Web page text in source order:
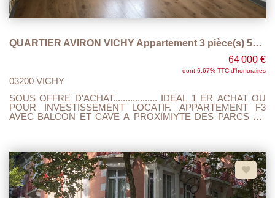
QUARTIER AVIRON VICHY Appartement 3 pièce(s) 57.40 m2
64 000 €
dont 6.67% TTC d'honoraires
03200 VICHY
SOUS OFFRE D'ACHAT.................. IDEAL 1 ER ACHAT OU
POUR INVESTISSEMENT LOCATIF. APPARTEMENT F3
AVEC BALCON ET CAVE A PROXIMIYTE DES PARCS DE
OFFRE..